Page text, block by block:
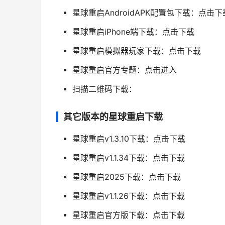
星球重启AndroidAPK配置包下载：点击下
星球重启iPhone端下载：点击下载
星球重启模拟器玩家下载：点击下载
星球重启官方专题：点击进入
扫描二维码下载：
其它版本的星球重启下载
星球重启v1.3.10下载：点击下载
星球重启v1.1.34下载：点击下载
星球重启2025下载：点击下载
星球重启v1.1.26下载：点击下载
星球重启官方版下载：点击下载